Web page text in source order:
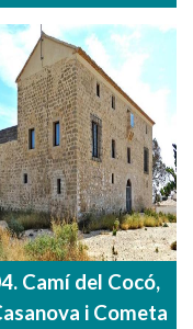
Camí del Cocó,
i Cometa